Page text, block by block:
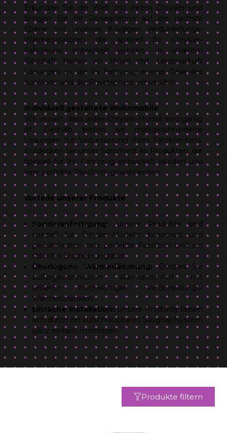
Erkunden Sie die Welt mit Ihrem Chrysler und
bringen Sie Ihr Reiseerlebnis auf die nächste
Ebene mit unseren 9-lagigen Verdunkelungs-
Wärmeisolatoren, die speziell für Chrysler-
Fahrzeuge entwickelt wurden. In unserem
Geschäft bieten wir Ihnen mit Leidenschaft
Lösungen an, die Ihr Fahrzeug in eine Oase des
Komforts und der Privatsphäre verwandeln.
Individuell gestaltete Wohnmobile
Wir wissen, dass jedes Chrysler-Modell einzigartig
ist. Deshalb bieten wir maßgeschneiderte
Lösungen zur Verbesserung Ihres Fahrkomforts.
Entdecken Sie unser Sortiment an Produkten, die
speziell für Ihr Fahrzeug entwickelt wurden und
eine perfekte Passform gewährleisten.
Vorteile unserer Produkte
Sonderanfertigung: Unsere Produkte sind
speziell für Chrysler-Modelle konzipiert und
gewährleisten eine perfekte Passform und ein
stilvolles Erscheinungsbild.
Überlegene Wärmedämmung: Erleben Sie
außergewöhnlichen Wärmekomfort mit
unseren hochwertigen Verdunkelungs-
Wärmeisolatoren.
Einfache Installation:Unsere Produkte lassen
sich durch ein aufschraubbares Saugnapfsystem
ganz einfach montieren.
Produkte filtern